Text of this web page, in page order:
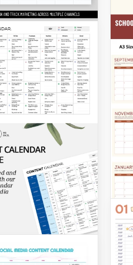
di
Marketing
nostro Modello di
di Content
su qualsiasi